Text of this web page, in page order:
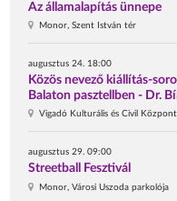
Az államalapítás ünnepe
Monor, Szent István tér
augusztus 24. 18:00
Közös nevező kiállítás-
Balaton pasztellben - Dr.
Vigadó Kulturális és Civil
augusztus 29. 09:00
Streetball Fesztivál
Monor, Városi Uszoda parkolója